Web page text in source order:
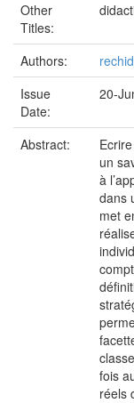
Other
Titles:
Authors:
Issue
Date:
20-
Abstract:
un
à
dans
met
fois
réels